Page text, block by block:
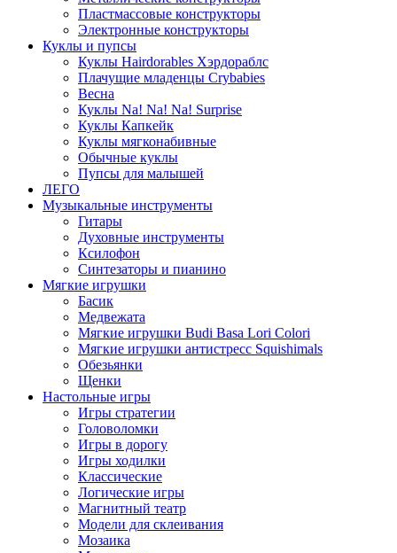
Пластмассовые конструкторы
Электронные конструкторы
Куклы и пупсы
Куклы Hairdorables Хэрдораблс
Плачущие младенцы Crybabies
Весна
Куклы Na! Na! Na! Surprise
Куклы Капкейк
Куклы мягконабивные
Обычные куклы
Пупсы для малышей
ЛЕГО
Музыкальные инструменты
Гитары
Духовные инструменты
Ксилофон
Синтезаторы и пианино
Мягкие игрушки
Басик
Медвежата
Мягкие игрушки Budi Basa Lori Colori
Мягкие игрушки антистресс Squishimals
Обезьянки
Щенки
Настольные игры
Игры стратегии
Головоломки
Игры в дорогу
Игры ходилки
Классические
Логические игры
Магнитный театр
Модели для склеивания
Мозаика